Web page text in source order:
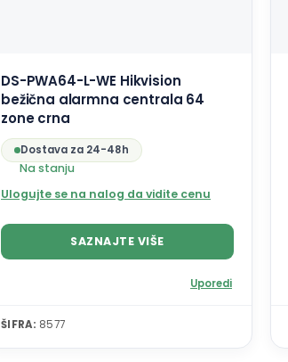
DS-PWA64-L-WE Hikvision
bežična alarmna centrala 64
zone crna
Dostava za 24-48h
Na stanju
Ulogujte se na nalog da vidite cenu
SAZNAJTE VIŠE
Uporedi
ŠIFRA: 8577